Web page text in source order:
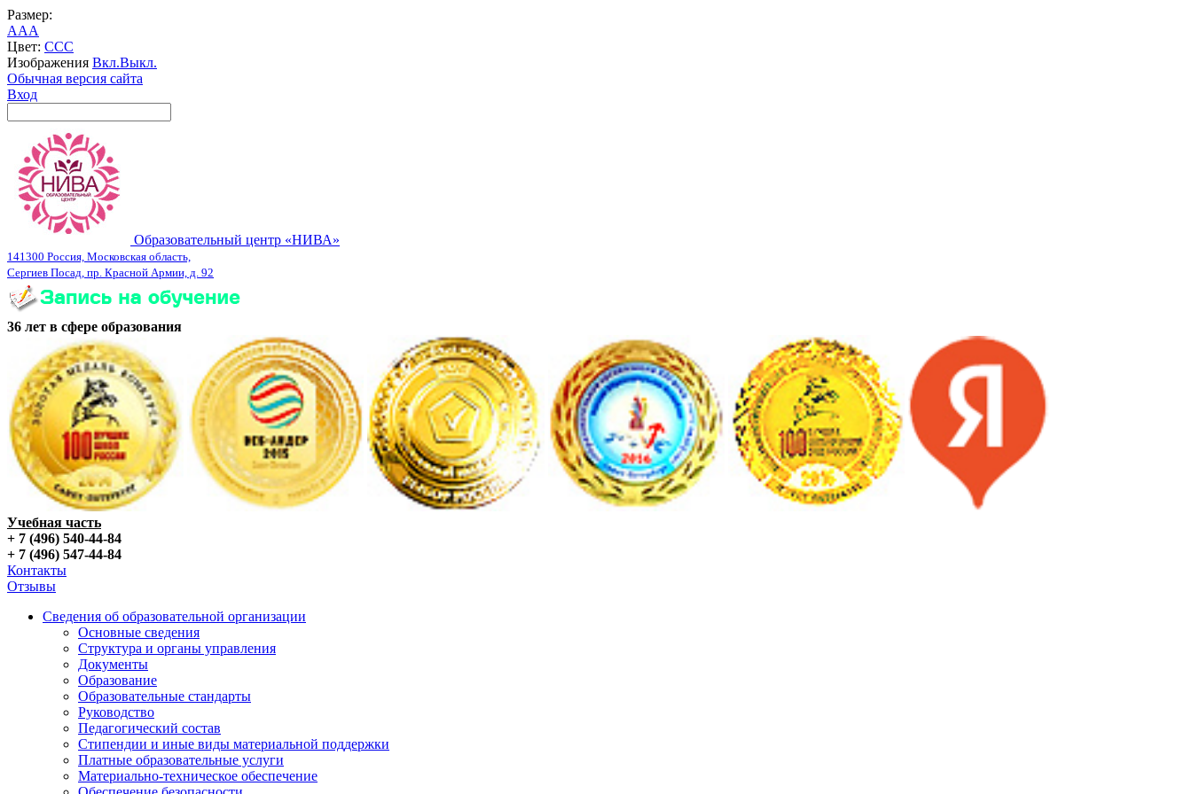
Размер:
AAA
Цвет: CCC
Изображения Вкл.Выкл.
Обычная версия сайта
Вход
Образовательный центр «НИВА»
141300 Россия, Московская область,
Сергиев Посад, пр. Красной Армии, д. 92
36 лет в сфере образования
Учебная часть
+ 7 (496) 540-44-84
+ 7 (496) 547-44-84
Контакты
Отзывы
Сведения об образовательной организации
Основные сведения
Структура и органы управления
Документы
Образование
Образовательные стандарты
Руководство
Педагогический состав
Стипендии и иные виды материальной поддержки
Платные образовательные услуги
Материально-техническое обеспечение